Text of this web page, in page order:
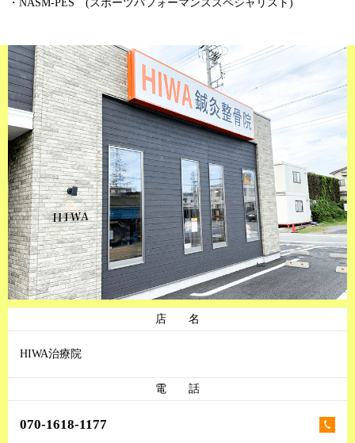
・NASM-PES (スポーツパフォーマンススペシャリスト)
店 名
HIWA治療院
電 話
070-1618-1177